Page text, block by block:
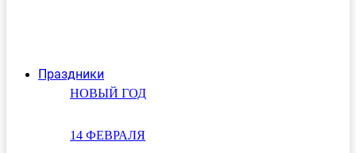
Праздники
НОВЫЙ ГОД
14 ФЕВРАЛЯ